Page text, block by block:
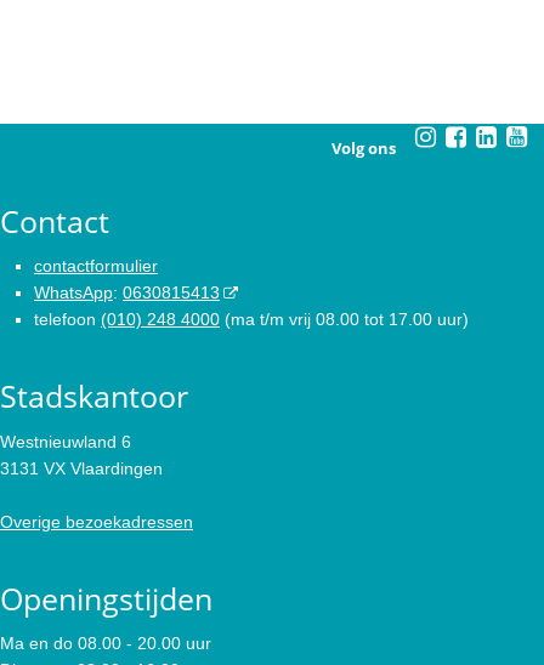
Volg ons
Contact
contactformulier
WhatsApp: 0630815413
telefoon (010) 248 4000 (ma t/m vrij 08.00 tot 17.00 uur)
Stadskantoor
Westnieuwland 6
3131 VX Vlaardingen
Overige bezoekadressen
Openingstijden
Ma en do 08.00 - 20.00 uur